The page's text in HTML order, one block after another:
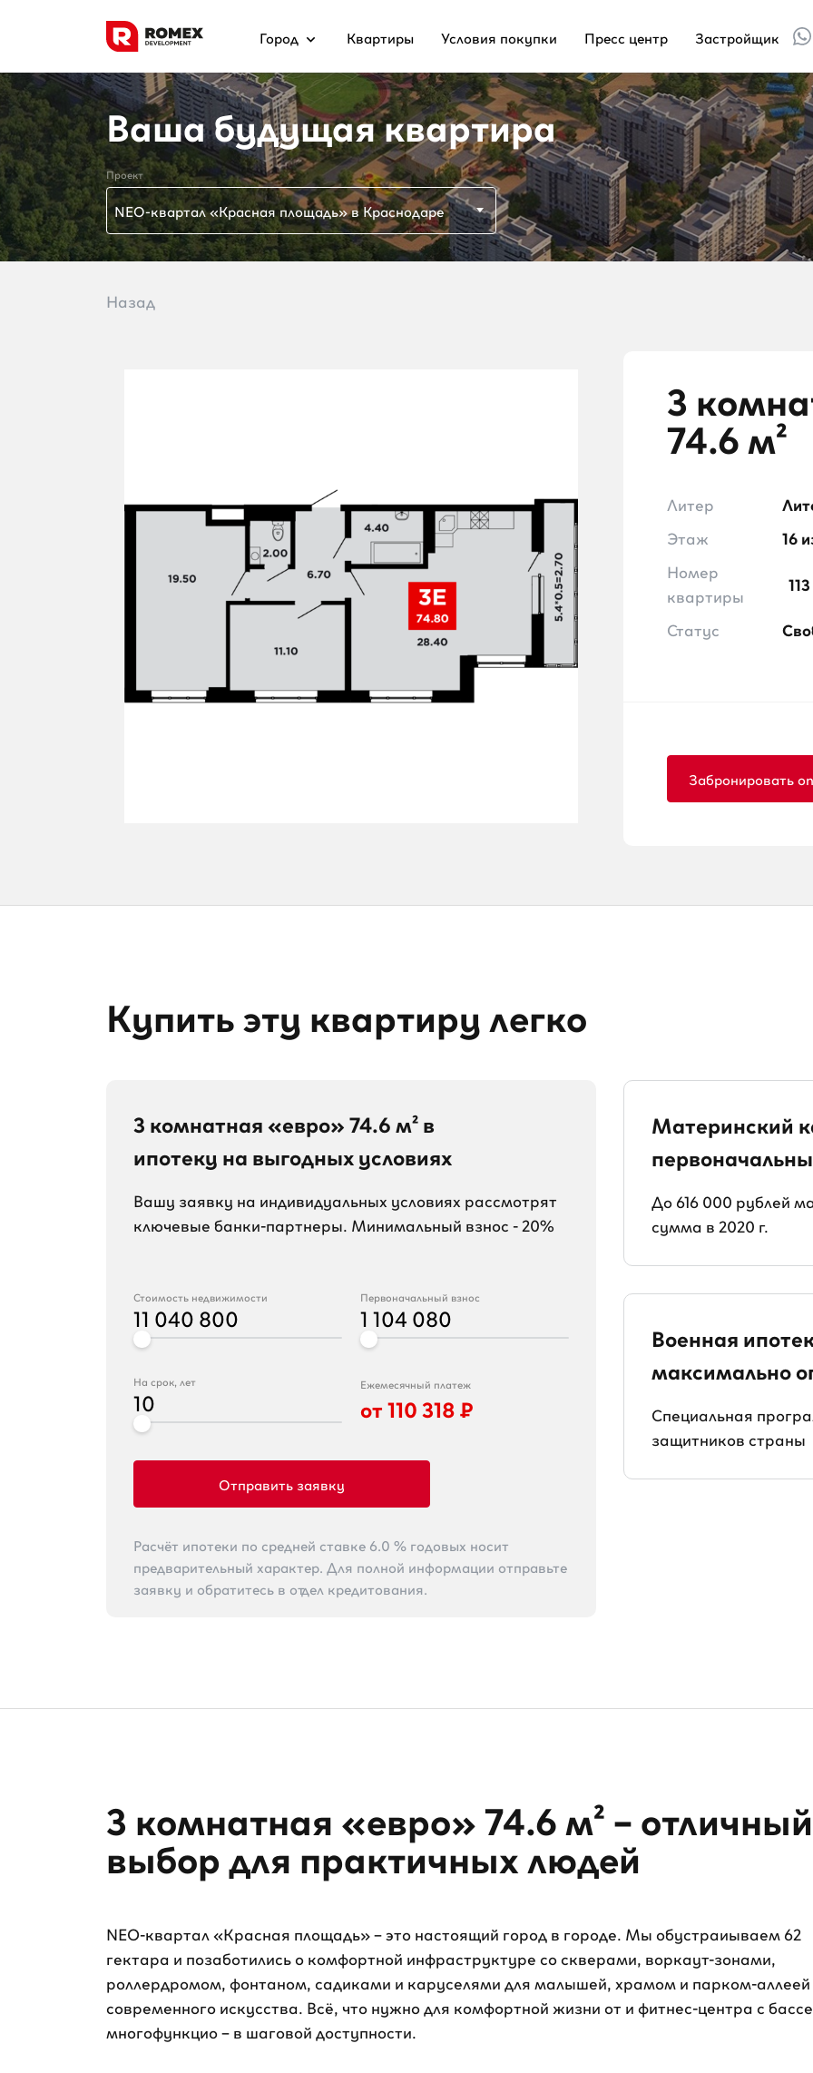
Город Квартиры Условия покупки Пресс центр Застройщик
Ваша будущая квартира
Проект
NEO-квартал «Красная площадь» в Краснодаре
Назад
3
74.6 м²
Литер
Этаж
16
Номер
квартиры
113
Статус
Забронировать
Купить эту квартиру легко
3 комнатная «евро» 74.6 м² в
ипотеку на выгодных условиях
Вашу заявку на индивидуальных условиях рассмотрят
ключевые банки-партнеры. Минимальный взнос - 20%
Стоимость недвижимости
11 040 800
Первоначальный взнос
1 104 080
На срок, лет
10
Ежемесячный платеж
от110 318₽
Отправить заявку
Расчёт ипотеки по средней ставке 6.0 % годовых носит
предварительный характер. Для полной информации отправьте
заявку и обратитесь в отдел кредитования.
Материнский
До 616 000 рублей
сумма в 2020 г.
Военная
максимально
Специальная
защитников страны
3 комнатная «евро» 74.6 м² – отличный
выбор для практичных людей
NEO-квартал «Красная площадь» – это настоящий город в городе. Мы обустраиываем 62
гектара и позаботились о комфортной инфраструктуре со скверами, воркаут-зонами,
роллердромом, фонтаном, садиками и каруселями для малышей, храмом и парком-аллеей
современного искусства. Всё, что нужно для комфортной жизни от и фитнес-центра с
многофункцио – в шаговой доступности.